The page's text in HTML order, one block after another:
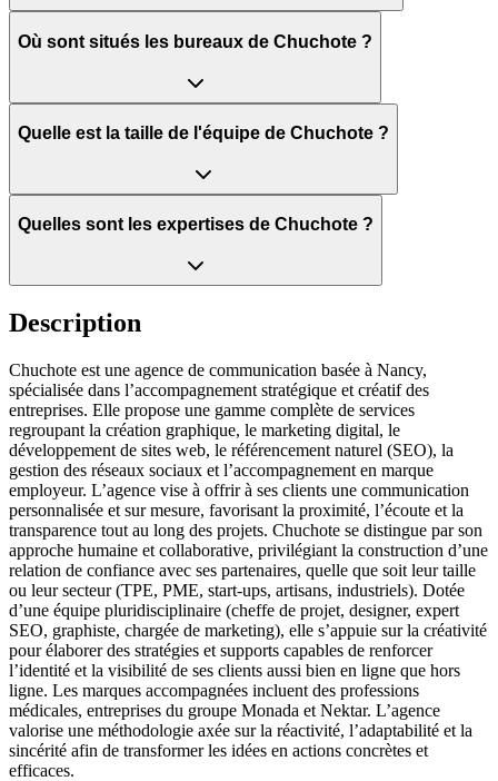
Où sont situés les bureaux de Chuchote ?
Quelle est la taille de l'équipe de Chuchote ?
Quelles sont les expertises de Chuchote ?
Description
Chuchote est une agence de communication basée à Nancy,
spécialisée dans l’accompagnement stratégique et créatif des
entreprises. Elle propose une gamme complète de services
regroupant la création graphique, le marketing digital, le
développement de sites web, le référencement naturel (SEO), la
gestion des réseaux sociaux et l’accompagnement en marque
employeur. L’agence vise à offrir à ses clients une communication
personnalisée et sur mesure, favorisant la proximité, l’écoute et la
transparence tout au long des projets. Chuchote se distingue par son
approche humaine et collaborative, privilégiant la construction d’une
relation de confiance avec ses partenaires, quelle que soit leur taille
ou leur secteur (TPE, PME, start-ups, artisans, industriels). Dotée
d’une équipe pluridisciplinaire (cheffe de projet, designer, expert
SEO, graphiste, chargée de marketing), elle s’appuie sur la créativité
pour élaborer des stratégies et supports capables de renforcer
l’identité et la visibilité de ses clients aussi bien en ligne que hors
ligne. Les marques accompagnées incluent des professions
médicales, entreprises du groupe Monada et Nektar. L’agence
valorise une méthodologie axée sur la réactivité, l’adaptabilité et la
sincérité afin de transformer les idées en actions concrètes et
efficaces.